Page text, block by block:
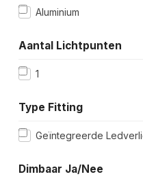
Aluminium
Aantal Lichtpunten
1
Type Fitting
Geïntegreerde
Dimbaar Ja/Nee